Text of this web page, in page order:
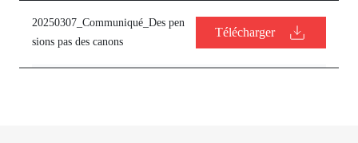
20250307_Communiqué_Des pen
sions pas des canons
Télécharger